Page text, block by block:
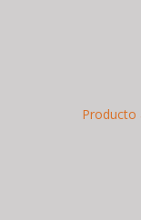
Producto